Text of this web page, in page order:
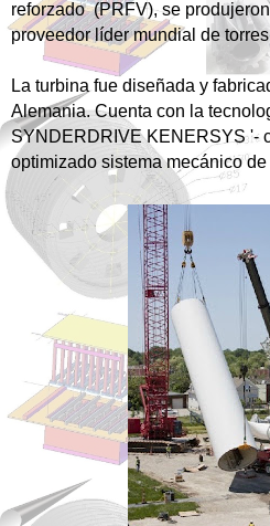
reforzado (PRFV), se
proveedor líder mundial de
La turbina fue diseñada y
Alemania. Cuenta con la
SYNDERDRIVE KENERSYS '-
optimizado sistema mecánico